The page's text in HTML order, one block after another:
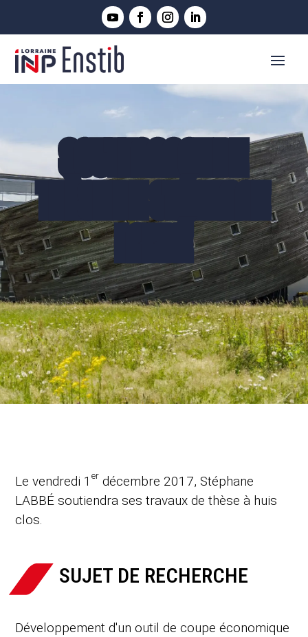
Le vendredi 1er décembre 2017, Stéphane
LABBÉ soutiendra ses travaux de thèse à huis
clos.
SUJET DE RECHERCHE
Développement d'un outil de coupe économique